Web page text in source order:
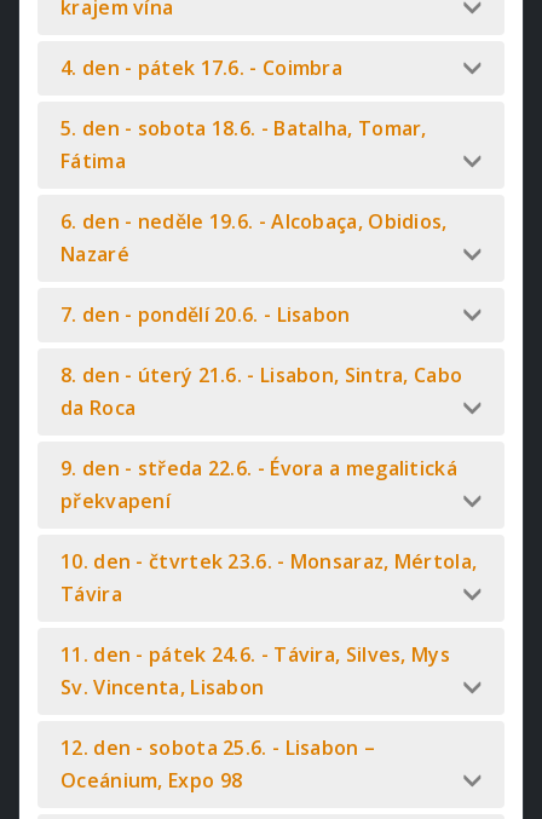
krajem vína
4. den - pátek 17.6. - Coimbra
5. den - sobota 18.6. - Batalha, Tomar,
Fátima
6. den - neděle 19.6. - Alcobaça, Obidios,
Nazaré
7. den - pondělí 20.6. - Lisabon
8. den - úterý 21.6. - Lisabon, Sintra, Cabo
da Roca
9. den - středa 22.6. - Évora a megalitická
překvapení
10. den - čtvrtek 23.6. - Monsaraz, Mértola,
Távira
11. den - pátek 24.6. - Távira, Silves, Mys
Sv. Vincenta, Lisabon
12. den - sobota 25.6. - Lisabon –
Oceánium, Expo 98